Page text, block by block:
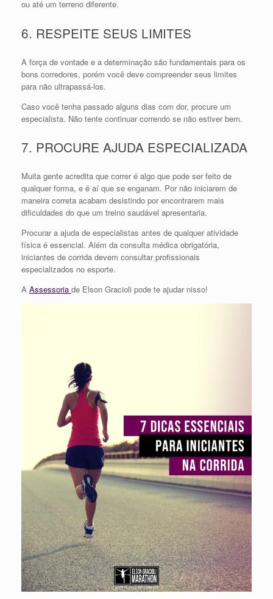
ou até um terreno diferente.
6. RESPEITE SEUS LIMITES
A força de vontade e a determinação são fundamentais para os
bons corredores, porém você deve compreender seus limites
para não ultrapassá-los.
Caso você tenha passado alguns dias com dor, procure um
especialista. Não tente continuar correndo se não estiver bem.
7. PROCURE AJUDA ESPECIALIZADA
Muita gente acredita que correr é algo que pode ser feito de
qualquer forma, e é aí que se enganam. Por não iniciarem de
maneira correta acabam desistindo por encontrarem mais
dificuldades do que um treino saudável apresentaria.
Procurar a ajuda de especialistas antes de qualquer atividade
física é essencial. Além da consulta médica obrigatória,
iniciantes de corrida devem consultar profissionais
especializados no esporte.
A Assessoria de Elson Gracioli pode te ajudar nisso!